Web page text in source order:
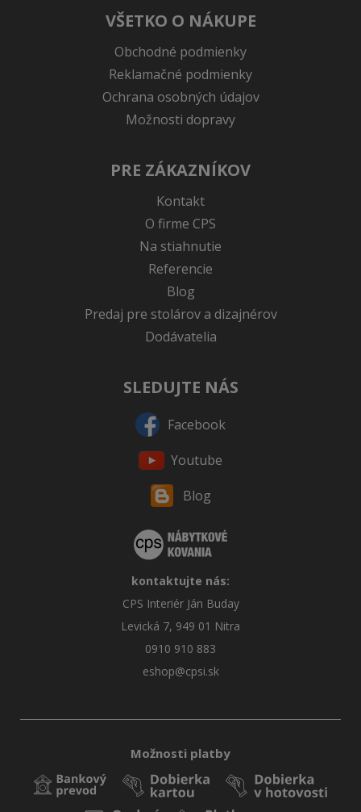
VŠETKO O NÁKUPE
Obchodné podmienky
Reklamačné podmienky
Ochrana osobných údajov
Možnosti dopravy
PRE ZÁKAZNÍKOV
Kontakt
O firme CPS
Na stiahnutie
Referencie
Blog
Predaj pre stolárov a dizajnérov
Dodávatelia
SLEDUJTE NÁS
Facebook
Youtube
Blog
kontaktujte nás:
CPS Interiér Ján Buday
Levická 7, 949 01 Nitra
0910 910 883
eshop@cpsi.sk
Možnosti platby